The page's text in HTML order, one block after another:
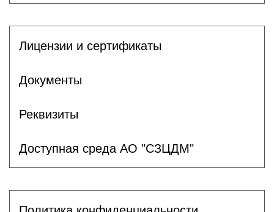
Лицензии и сертификаты
Документы
Реквизиты
Доступная среда АО "СЗЦДМ"